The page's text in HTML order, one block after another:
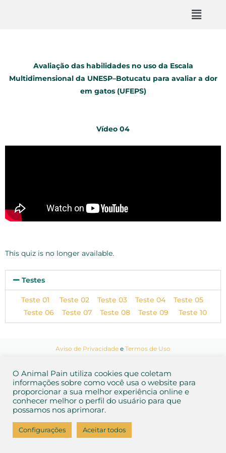
Avaliação das habilidades no uso da Escala
Multidimensional da UNESP–Botucatu para avaliar a dor
em gatos (UFEPS)
Vídeo 04
This quiz is no longer available.
Testes
Teste 01 Teste 02 Teste 03 Teste 04
Teste 05
Teste 06
Teste 07 Teste 08 Teste 09 Teste 10
Aviso de Privacidade e Termos de Uso
O Animal Pain utiliza cookies que coletam
informações sobre como você usa o website para
proporcionar a sua melhor experiência online e
conhecer melhor o perfil do usuário para que
possamos nos aprimorar.
Configurações Aceitar todos